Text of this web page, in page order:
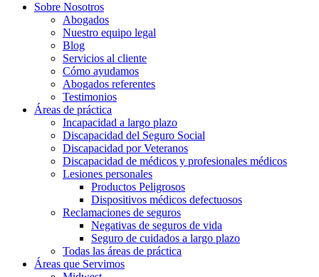
Sobre Nosotros
Abogados
Nuestro equipo legal
Blog
Servicios al cliente
Cómo ayudamos
Abogados referentes
Testimonios
Áreas de práctica
Incapacidad a largo plazo
Discapacidad del Seguro Social
Discapacidad por Veteranos
Discapacidad de médicos y profesionales médicos
Lesiones personales
Productos Peligrosos
Dispositivos médicos defectuosos
Reclamaciones de seguros
Negativas de seguros de vida
Seguro de cuidados a largo plazo
Todas las áreas de práctica
Áreas que Servimos